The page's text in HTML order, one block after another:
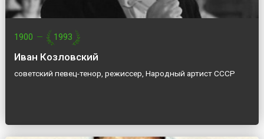
1900 — 1993
Иван Козловский
советский певец-тенор, режиссер, Народный артист СССР